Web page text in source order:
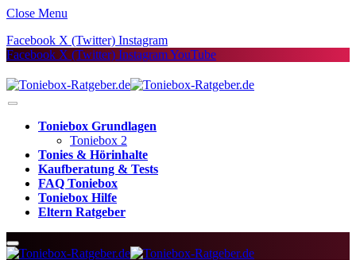
Close Menu
Facebook X (Twitter) Instagram
Facebook X (Twitter) InstagramYouTube
Toniebox Grundlagen
Toniebox 2
Tonies & Hörinhalte
Kaufberatung & Tests
FAQ Toniebox
Toniebox Hilfe
Eltern Ratgeber